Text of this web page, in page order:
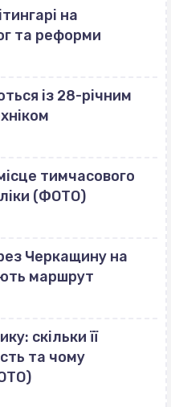
на
та реформи
із 28-річним
тимчасового
(ФОТО)
Черкащину на
маршрут
скільки її
та чому